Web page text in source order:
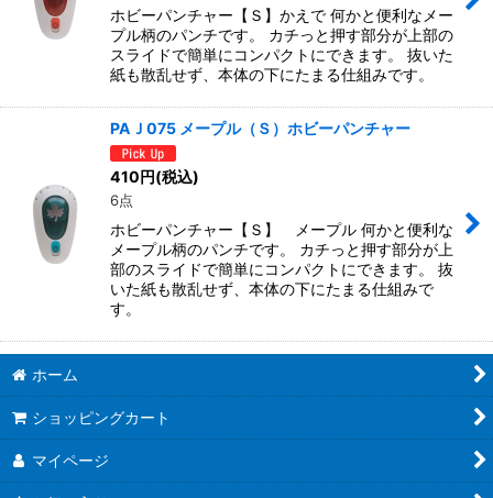
ホビーパンチャー【Ｓ】かえで 何かと便利なメー
プル柄のパンチです。 カチっと押す部分が上部の
スライドで簡単にコンパクトにできます。 抜いた
紙も散乱せず、本体の下にたまる仕組みです。
PAＪ075 メープル（Ｓ）ホビーパンチャー
410円(税込)
6点
ホビーパンチャー【Ｓ】 メープル 何かと便利な
メープル柄のパンチです。 カチっと押す部分が上
部のスライドで簡単にコンパクトにできます。 抜
いた紙も散乱せず、本体の下にたまる仕組みで
す。
ホーム
ショッピングカート
マイページ